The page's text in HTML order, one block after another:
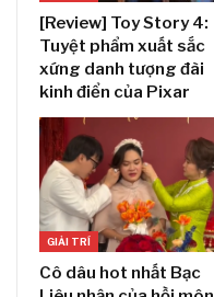
[Review] Toy Story 4:
Tuyệt phẩm xuất sắc
xứng danh tượng đài
kinh điển của Pixar
GIẢI TRÍ
Cô dâu hot nhất Bạc